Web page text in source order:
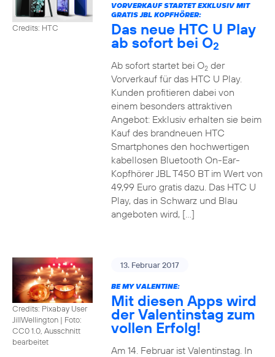
Credits: HTC
VORVERKAUF STARTET EXKLUSIV MIT
GRATIS JBL KOPFHÖRER:
Das neue HTC U Play
ab sofort bei O2
Ab sofort startet bei O2der
Vorverkauf für das HTC U Play.
Kunden profitieren dabei von
einem besonders attraktiven
Angebot: Exklusiv erhalten sie beim
Kauf des brandneuen HTC
Smartphones den hochwertigen
kabellosen Bluetooth On-Ear-
Kopfhörer JBL T450 BT im Wert von
49,99 Euro gratis dazu. Das HTC U
Play, das in Schwarz und Blau
angeboten wird, […]
Credits: Pixabay User
JillWellington | Foto:
CC0 1.0, Ausschnitt
bearbeitet
13. Februar 2017
BE MY VALENTINE:
Mit diesen Apps wird
der Valentinstag zum
vollen Erfolg!
Am 14. Februar ist Valentinstag. In